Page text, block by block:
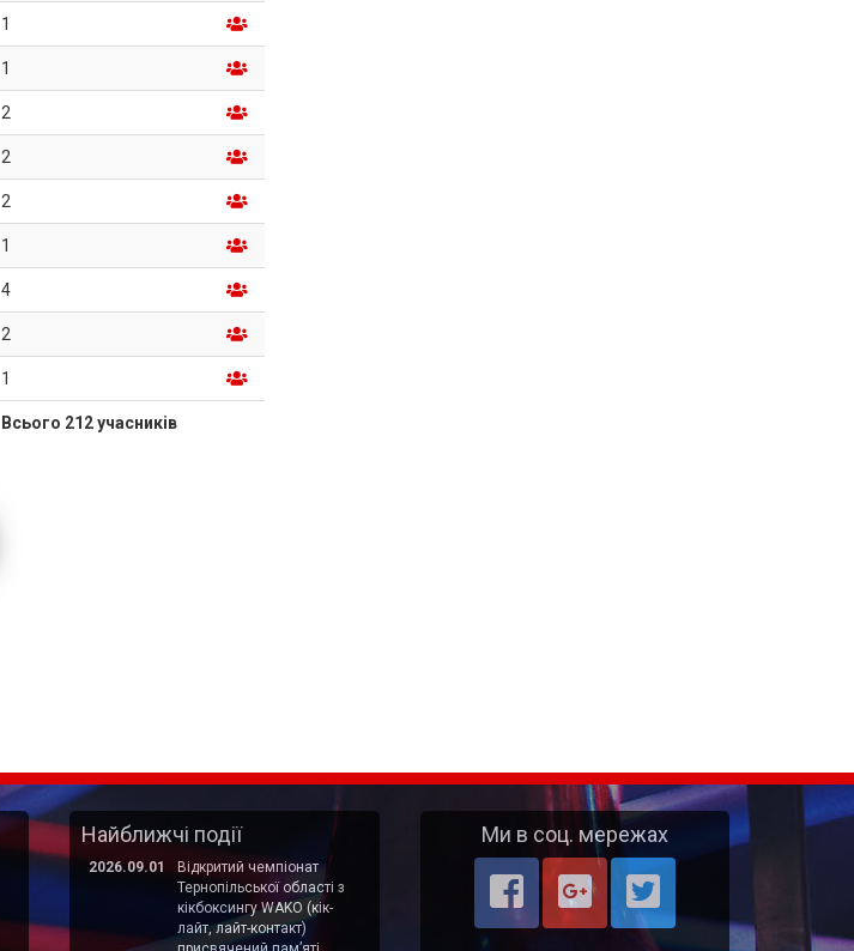
Всього 212 учасників
1
1
2
2
2
1
4
2
1
Найближчі події
2026.09.01
Відкритий чемпіонат
Тернопільської області з
кікбоксингу WAKO (кік-
лайт, лайт-контакт)
Ми в соц. мережах